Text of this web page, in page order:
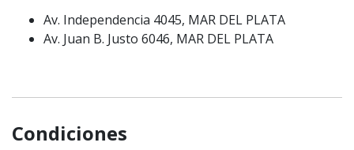
Av. Independencia 4045, MAR DEL PLATA
Av. Juan B. Justo 6046, MAR DEL PLATA
Condiciones